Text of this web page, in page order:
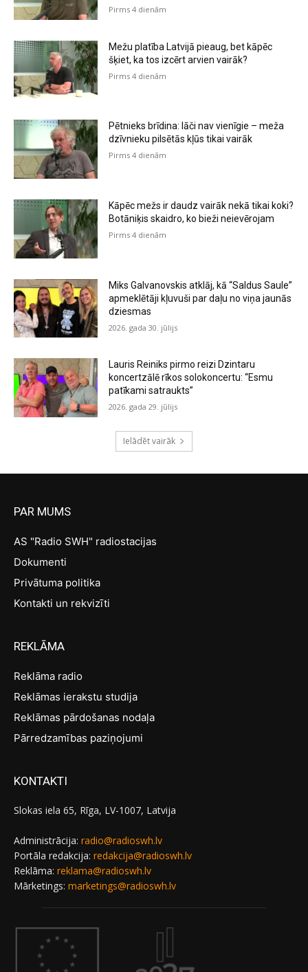
Pirms 4 dienām
Mežu platība Latvijā pieaug, bet kāpēc
šķiet, ka tos izcērt arvien vairāk?
Pirms 4 dienām
Pētnieks brīdina: lāči nav vienīgie – meža
dzīvnieku pilsētās kļūs tikai vairāk
Pirms 4 dienām
Kāpēc mežs ir daudz vairāk nekā tikai koki?
Botāniķis skaidro, ko bieži neievērojam
Pirms 4 dienām
Miks Galvanovskis atklāj, kā “Saldus Saule”
apmeklētāji kļuvuši par daļu no viņa jaunās
dziesmas
2026. gada 30. jūlijs
Lauris Reiniks pirmo reizi Dzintaru
koncertzālē rīkos solokoncertu: “Esmu
patīkami satraukts”
2026. gada 29. jūlijs
Ielādēt vairāk
PAR MUMS
AS "Radio SWH" radiostacijas
Dokumenti
Privātuma politika
Kontakti un rekvizīti
REKLĀMA
Reklāma radio
Reklāmas ierakstu studija
Reklāmas pārdošanas nodaļa
Pārredzamības paziņojumi
KONTAKTI
Slokas iela 65, Rīga, LV-1007, Latvija
Administrācija: radio@radioswh.lv
Portāla redakcija: redakcija@radioswh.lv
Reklāma: reklama@radioswh.lv
Mārketings: marketings@radioswh.lv